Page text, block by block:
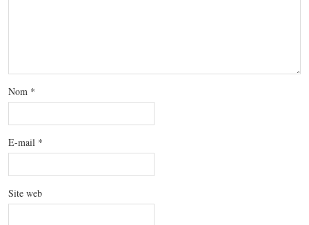
Nom *
E-mail *
Site web